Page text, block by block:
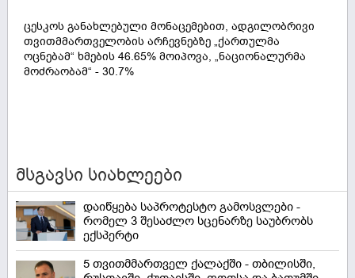
ცესკოს განახლებული მონაცემებით, ადგილობრივი
თვითმმართველობის არჩევნებზე „ქართულმა
ოცნებამ“ ხმების 46.65% მოიპოვა, „ნაციონალურმა
მოძრაობამ“ - 30.7%
მსგავსი სიახლეები
დაიწყება საპროტესტო გამოსვლები -
რომელ 3 შესაძლო სცენარზე საუბრობს
ექსპერტი
5 თვითმმართველ ქალაქში - თბილისში,